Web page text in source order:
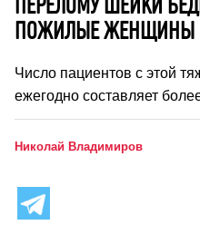
ПЕРЕЛОМУ ШЕЙКИ
ПОЖИЛЫЕ ЖЕНЩИНЫ
Число пациентов с этой
ежегодно составляет
Николай Владимиров